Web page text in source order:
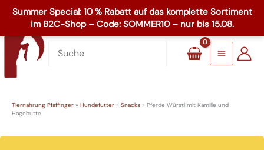
Zum
Inhalt
springen
☏+49 8503 1795
Main
Menu
Tiernahrung Pfaffinger » Hundefutter » Snacks » Pferde Würstl mit Kamille und
Hagebutte